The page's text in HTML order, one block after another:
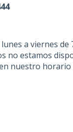
a viernes de
no estamos
nuestro horario